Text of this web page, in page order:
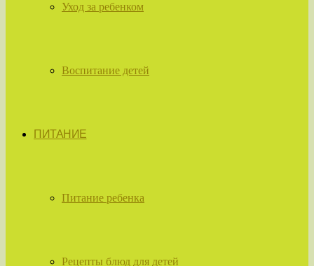
Уход за ребенком
Воспитание детей
ПИТАНИЕ
Питание ребенка
Рецепты блюд для детей